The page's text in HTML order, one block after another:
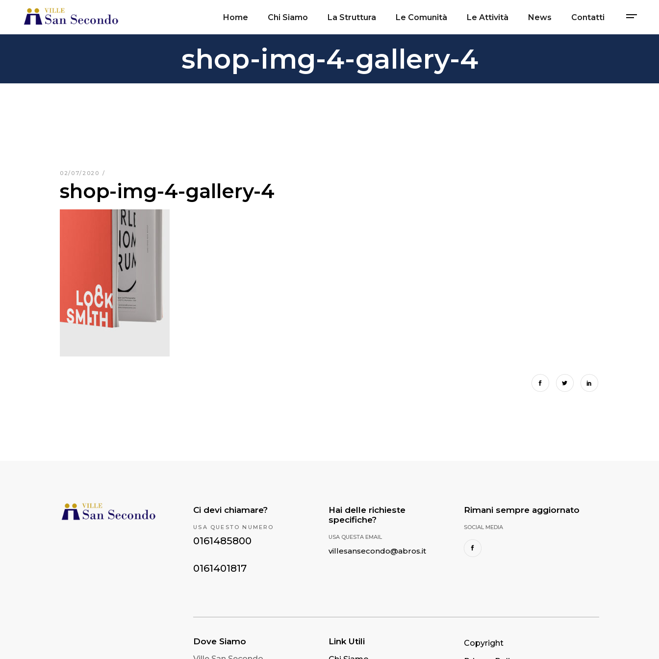
Home Chi Siamo La Struttura Le Comunità Le Attività News Contatti
shop-img-4-gallery-4
02/07/2020
shop-img-4-gallery-4
Ci devi chiamare?
USA QUESTO NUMERO
0161485800
0161401817
Hai delle richieste
specifiche?
USA QUESTA EMAIL
villesansecondo@abros.it
Rimani sempre aggiornato
SOCIAL MEDIA
Dove Siamo Link Utili
Copyright